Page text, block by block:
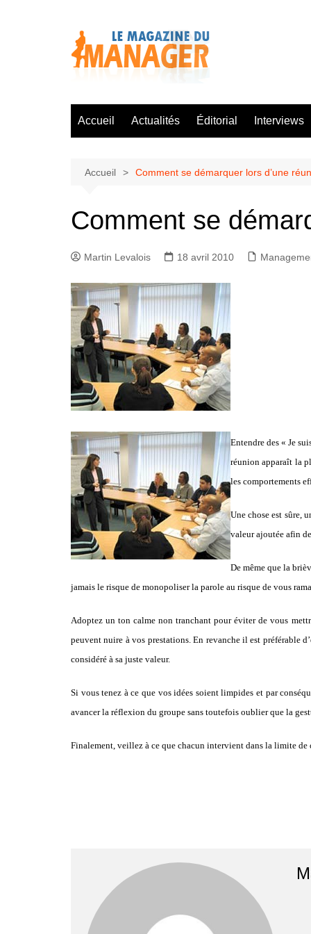
Accueil Actualités Éditorial Interviews
Accueil Comment se démarquer lors d’une
Comment se
Martin Levalois 18 avril 2010
Entendre des « Je
réunion apparaît la
les comportements
Une chose est sûre,
valeur ajoutée afin
De même que la
jamais le risque de monopoliser la parole au risque de vous
Adoptez un ton calme non tranchant pour éviter de vous
peuvent nuire à vos prestations. En revanche il est préférable
considéré à sa juste valeur.
Si vous tenez à ce que vos idées soient limpides et par
avancer la réflexion du groupe sans toutefois oublier que la
Finalement, veillez à ce que chacun intervient dans la limite